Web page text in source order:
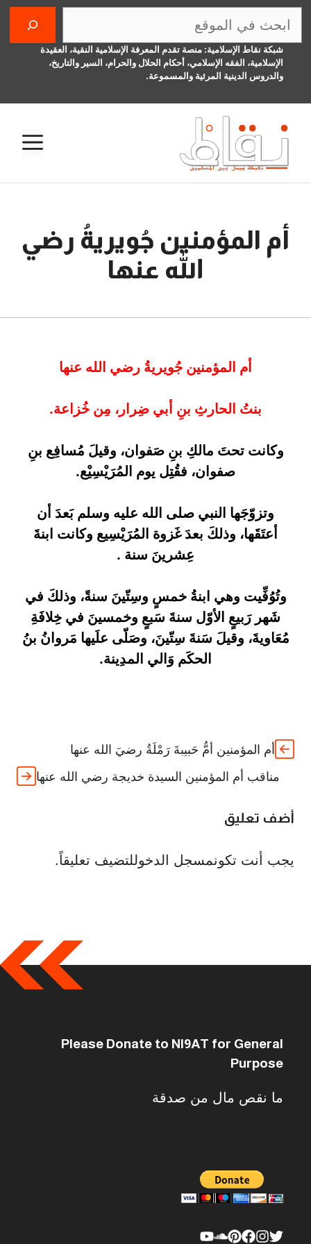
انتقل
المحتوىشبكة نقاط الإسلامية: منصة تقدم المعرفة الإسلامية النقية، العقيدة
الإسلامية، الفقه الإسلامي، أحكام الحلال والحرام، السير والتاريخ،
والدروس الدينية المرئية والمسموعة.
أم المؤمنين جُويريةُ رضي
الله عنها
أم المؤمنين جُويريةُ رضي الله عنها
بنتُ الحارثِ بنِ أبي ضِرار، مِن خُزاعة.
وكانت تحتَ مالكِ بنِ صَفوان، وقيلَ مُسافِع بنِ
صفوان، فقُتِل يوم المُرَيْسِيْع.
وتزوّجَها النبي صلى الله عليه وسلم بَعدَ أن
أعتَقَها، وذلكَ بعدَ غَزوة المُرَيْسِيع وكانت ابنةَ
عِشرينَ سنة .
وتُوُفِّيت وهي ابنةُ خمسٍ وسِتّينَ سنةً، وذلكَ في
شَهر رَبيعٍ الأوّل سنةَ سَبعٍ وخمسينَ في خِلافَةِ
مُعَاويةَ، وقيلَ سَنةَ سِتّينَ، وصَلّى علَيها مَروانُ بنُ
الحكَم وَالي المدِينة.
أم المؤمنين أمُّ حَبيبةَ رَمْلَةُ رضيَ الله عنها
مناقب أم المؤمنين السيدة خديجة رضي الله عنها
أضف تعليق
يجب أنت تكونمسجل الدخوللتضيف تعليقاً.
Please Donate to NI9AT for General
Purpose
ما نقص مال من صدقة